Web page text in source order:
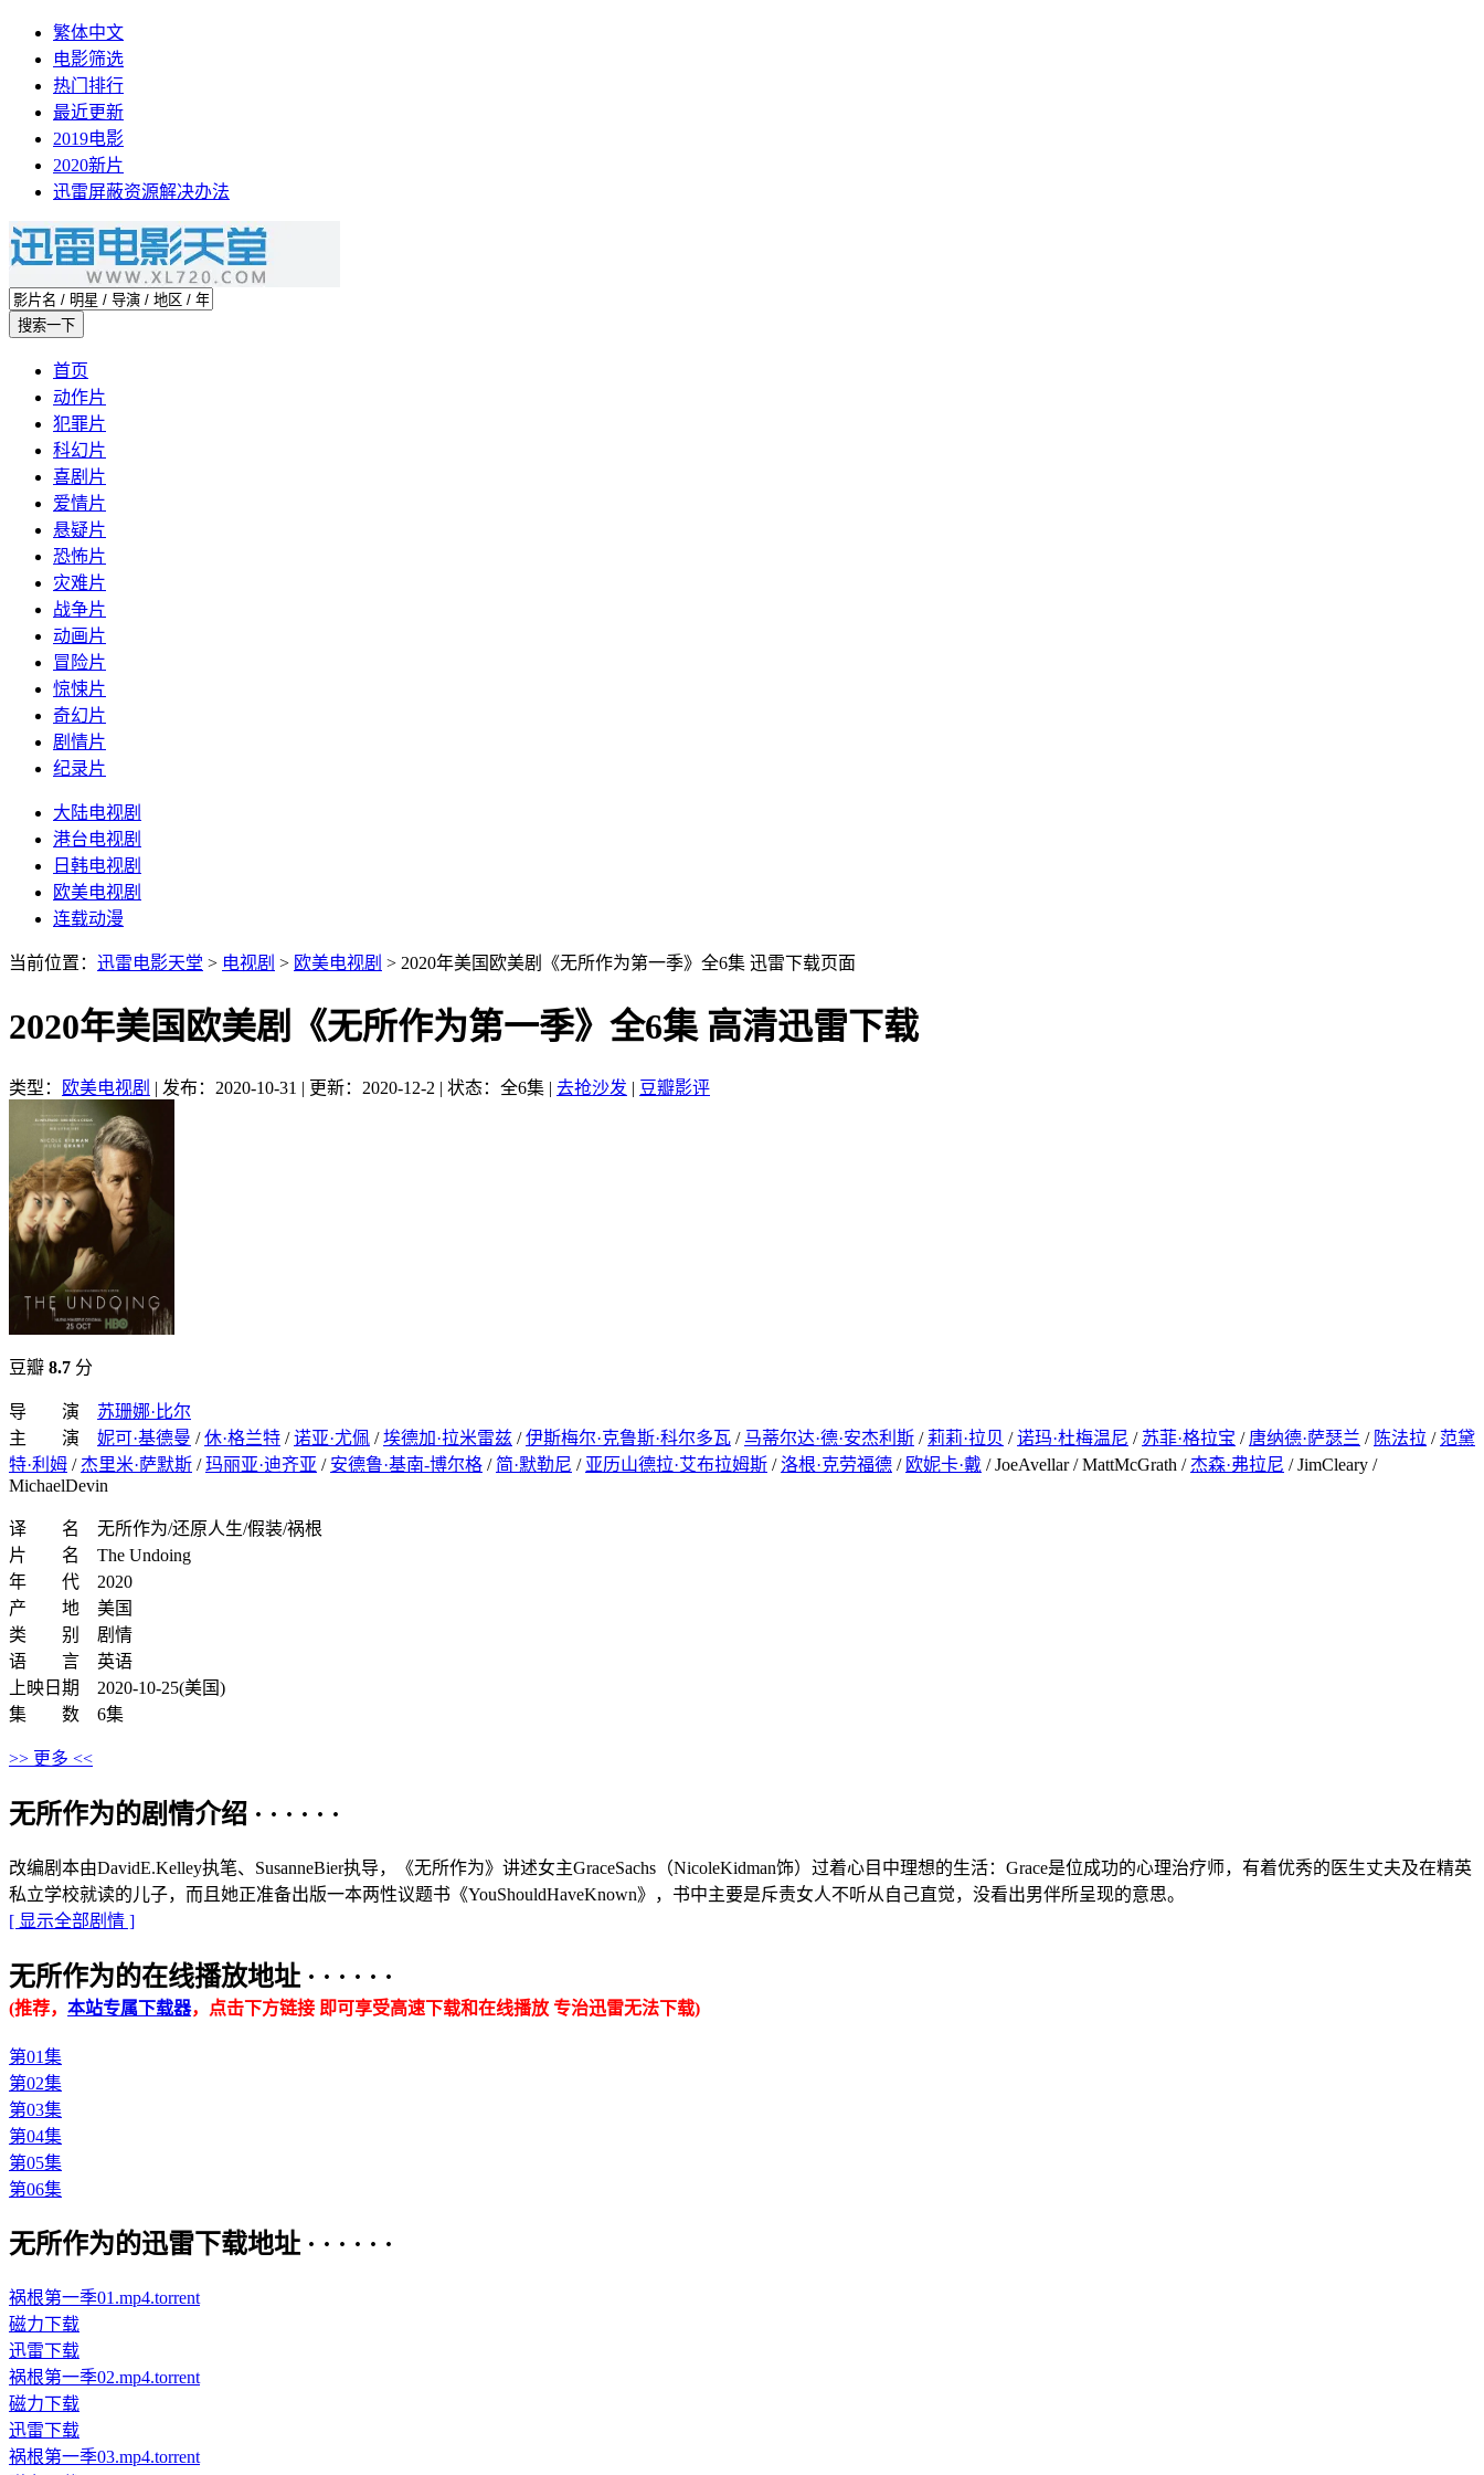
繁体中文
电影筛选
热门排行
最近更新
2019电影
2020新片
迅雷屏蔽资源解决办法
首页
动作片
犯罪片
科幻片
喜剧片
爱情片
悬疑片
恐怖片
灾难片
战争片
动画片
冒险片
惊悚片
奇幻片
剧情片
纪录片
大陆电视剧
港台电视剧
日韩电视剧
欧美电视剧
连载动漫
当前位置： 迅雷电影天堂 > 电视剧 > 欧美电视剧 > 2020年美国欧美剧《无所作为第一季》全6集 迅雷下载页面
2020年美国欧美剧《无所作为第一季》全6集 高清迅雷下载
类型： 欧美电视剧 | 发布：2020-10-31 | 更新：2020-12-2 | 状态：全6集 | 去抢沙发 | 豆瓣影评
豆瓣 8.7 分
导 演 苏珊娜·比尔
主 演 妮可·基德曼 /休·格兰特 /诺亚·尤佩 /埃德加·拉米雷兹 /伊斯梅尔·克鲁斯·科尔多瓦 / 马蒂尔达·德·安杰利斯 / 莉莉·拉贝 /诺玛·杜梅温尼 / 苏菲·格拉宝 / 唐纳德·萨瑟兰 / 陈法拉 / 范黛
特·利姆 / 杰里米·萨默斯 /玛丽亚·迪齐亚 / 安德鲁·基南-博尔格 / 简·默勒尼 / 亚历山德拉·艾布拉姆斯 /洛根·克劳福德 / 欧妮卡·戴 / JoeAvellar / MattMcGrath / 杰森·弗拉尼 / JimCleary /
MichaelDevin
译 名 无所作为/还原人生/假装/祸根
片 名 The Undoing
年 代 2020
产 地 美国
类 别 剧情
语 言 英语
上映日期 2020-10-25(美国)
集 数 6集
>> 更多 <<
无所作为的剧情介绍 · · · · · ·
改编剧本由DavidE.Kelley执笔、SusanneBier执导，《无所作为》讲述女主GraceSachs（NicoleKidman饰）过着心目中理想的生活：Grace是位成功的心理治疗师，有着优秀的医生丈夫及在精英
私立学校就读的儿子，而且她正准备出版一本两性议题书《YouShouldHaveKnown》，书中主要是斥责女人不听从自己直觉，没看出男伴所呈现的意思。
[ 显示全部剧情 ]
无所作为的在线播放地址 · · · · · ·
(推荐， 本站专属下载器，点击下方链接 即可享受高速下载和在线播放 专治迅雷无法下载)
第01集
第02集
第03集
第04集
第05集
第06集
无所作为的迅雷下载地址 · · · · · ·
祸根第一季01.mp4.torrent
磁力下载
迅雷下载
祸根第一季02.mp4.torrent
磁力下载
迅雷下载
祸根第一季03.mp4.torrent